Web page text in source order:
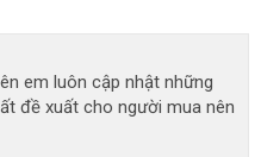
em luôn cập nhật những
đề xuất cho người mua nên